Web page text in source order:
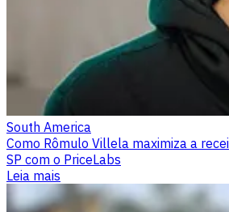
South America
Como Rômulo Villela maximiza a
SP com o PriceLabs
Leia mais